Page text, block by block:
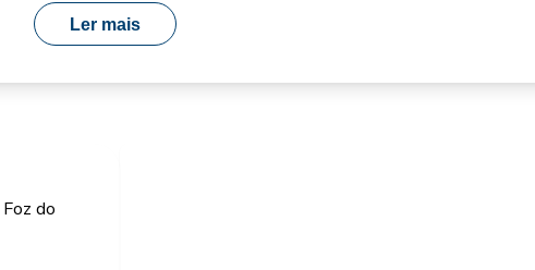
Ler mais
do